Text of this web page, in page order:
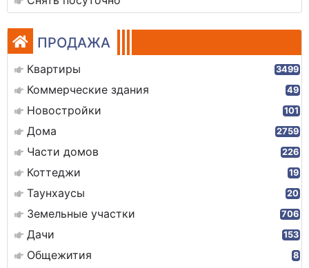
ПРОДАЖА
Квартиры 3499
Коммерческие здания 49
Новостройки 101
Дома 2759
Части домов 226
Коттеджи 19
Таунхаусы 20
Земельные участки 706
Дачи 153
Общежития 8